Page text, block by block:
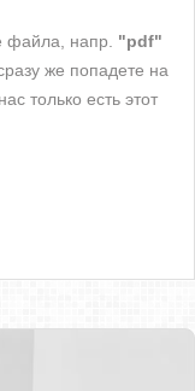
файла, напр. "pdf"
же попадете на
только есть этот